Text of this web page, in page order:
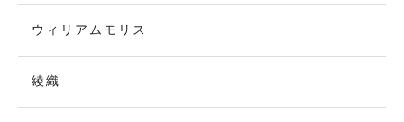
ウィリアムモリス
綾織